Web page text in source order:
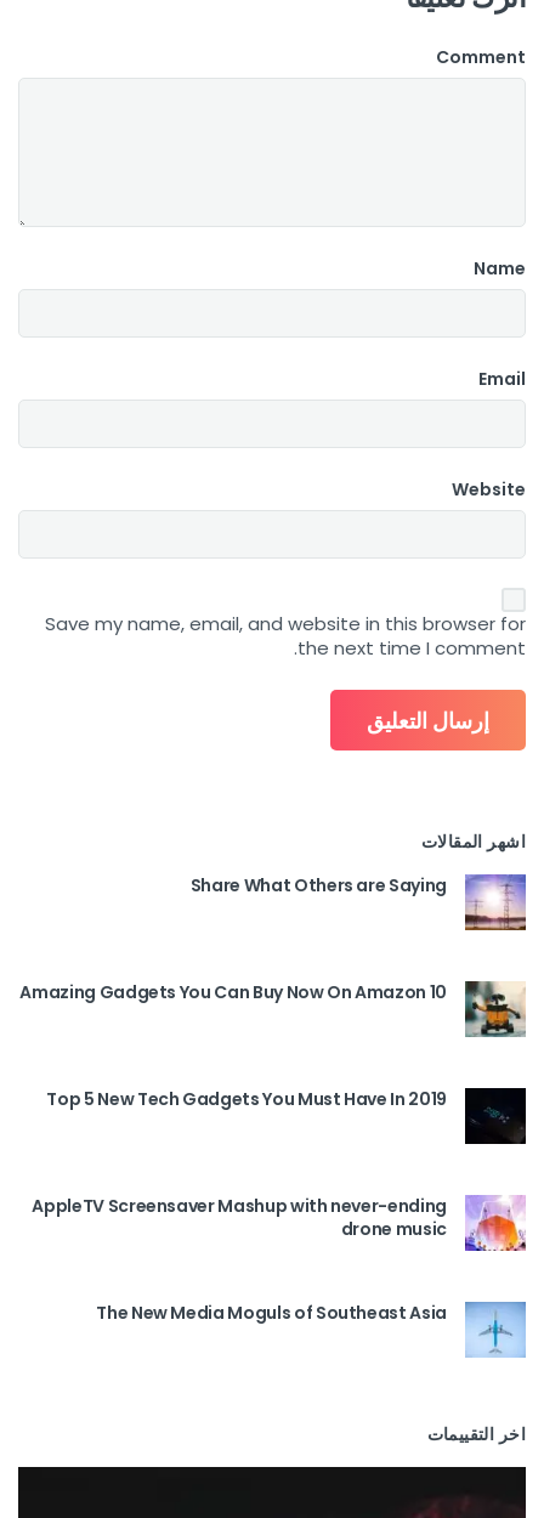
Comment
Name
Email
Website
Save my name, email, and website in this browser for
the next time I comment.
اشهر المقالات
Share What Others are Saying
10 Amazing Gadgets You Can Buy Now On Amazon
Top 5 New Tech Gadgets You Must Have In 2019
AppleTV Screensaver Mashup with never-ending
drone music
The New Media Moguls of Southeast Asia
اخر التقييمات